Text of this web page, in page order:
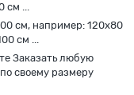
см ...
см, например: 120х80
см ...
Заказать любую
своему размеру